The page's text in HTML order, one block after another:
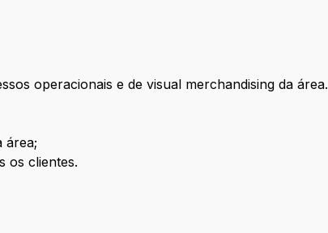
operacionais e de visual merchandising da área.
área;
os clientes.